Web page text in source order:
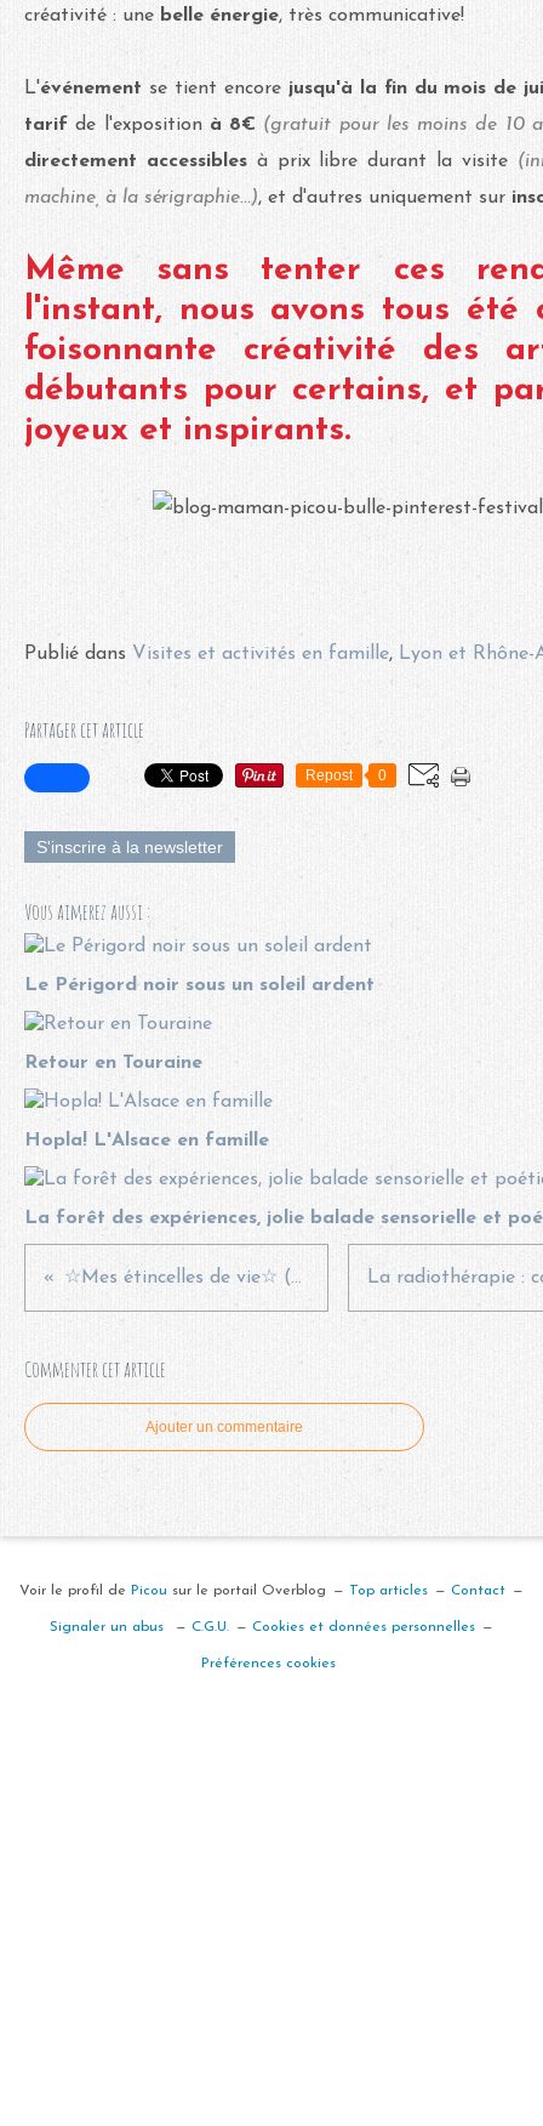
créativité : une belle énergie, très communicative!
L'événement se tient encorejusqu'à la fin du mois de
tarif de l'exposition à 8€ (gratuit pour les moins de 10
directement accessiblesà prix libre durant la visite
machine, à la sérigraphie...), et d'autres uniquement sur
Même sans tenter ces
l'instant, nous avons tous été
foisonnante créativité des
débutants pour certains, et
joyeux et inspirants.
Publié dans Visites et activités en famille, Lyon et Rhône-
Partager cet article
Repost 0
S'inscrire à la newsletter
Vous aimerez aussi :
Le Périgord noir sous un soleil ardent
Retour en Touraine
Hopla! L'Alsace en famille
La forêt des expériences, jolie balade sensorielle et
☆Mes étincelles de vie☆ (#Mai 2023)
Commenter cet article
Ajouter un commentaire
Voir le profil de Picou sur le portail Overblog Top articles Contact
Signaler un abus C.G.U. Cookies et données personnelles
Préférences cookies